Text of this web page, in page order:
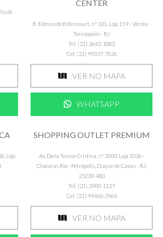
de
CENTER
R. Edmundo Bitencourt, nº 101, Loja 119 - Várzea -
Teresópolis - RJ
Tel: (21) 2642-1882
Cel: (21) 99337-7826
VER NO MAPA
WHATSAPP
Loja
SHOPPING OUTLET PREMIUM
Av. Dona Tereza Cristina, nº 2000, Loja 1026 -
Chácaras Rio - Petrópolis, Duque de Caxias - RJ,
25230-480
Tel: (21) 3900-1127
Cel: (21) 99460-3964
VER NO MAPA